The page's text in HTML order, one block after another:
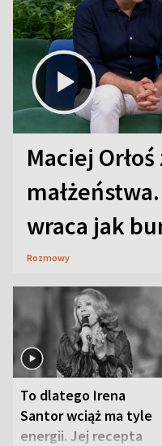
Maciej
wraca jak
Rozmowy
To dlatego Irena
Santor wciąż ma tyle
energii. Jej recepta